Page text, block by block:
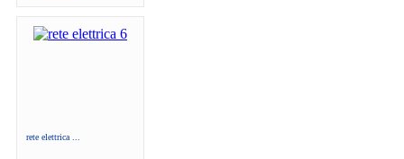
rete elettrica ...